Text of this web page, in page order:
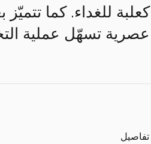
كعلبة للغداء. كما
عصرية تسهّل عملية
تفاصيل